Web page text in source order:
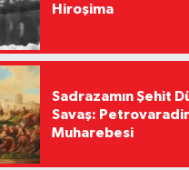
Hiroşima
Sadrazamın Şehit
Savaş:
Muharebesi